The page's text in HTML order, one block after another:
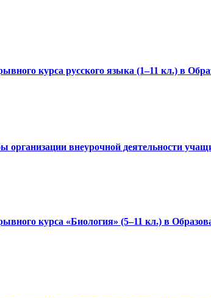
курса русского языка (1–11 кл.) в
организации внеурочной деятельности
курса «Биология» (5–11 кл.) в